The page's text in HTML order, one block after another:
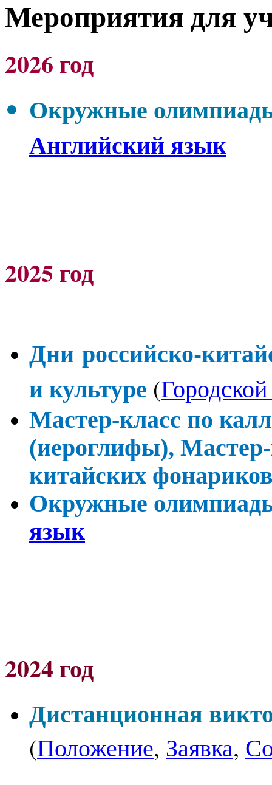
Мероприятия для
2026 год
Окружные
Английский язык
2025 год
Дни российско-
и культуре (
Мастер-класс по
(иероглифы),
китайских
Окружные
язык
2024 год
Дистанционная
(Положение, Заявка,